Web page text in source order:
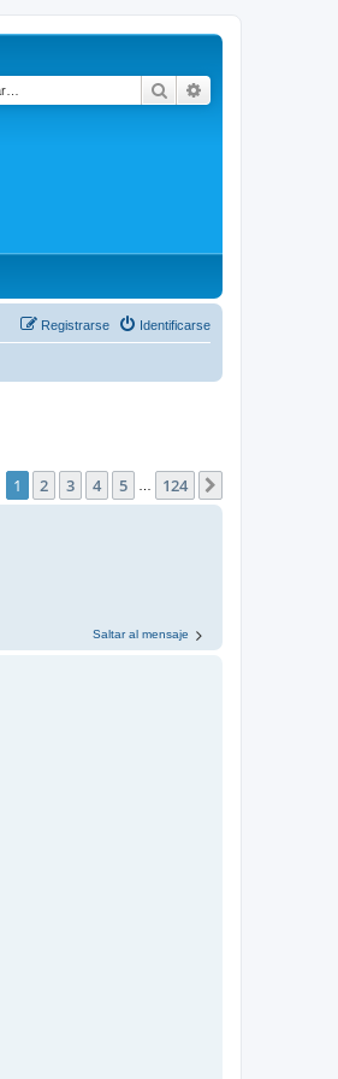
Buscar
Identificarse
Registrarse
Página1 de 124
1 2 3 4 5 124
Saltar al mensaje